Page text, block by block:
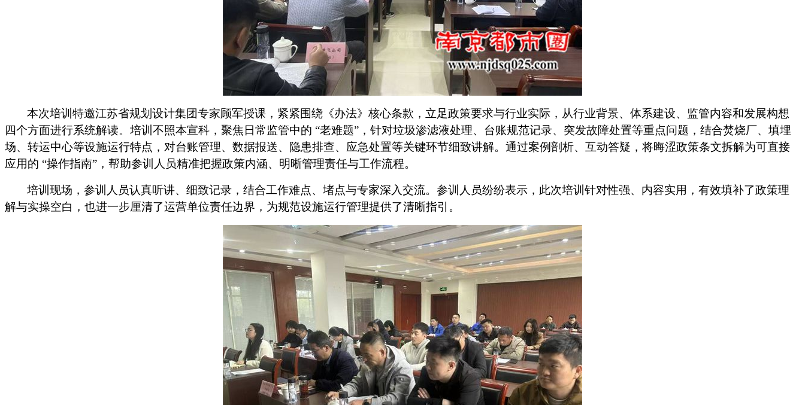
本次培训特邀江苏省规划设计集团专家顾军授课，紧紧围绕《办法》核心条款，立足政策要求与行业实际，从行业背景、体系建设、监管内容和发展构想
四个方面进行系统解读。培训不照本宣科，聚焦日常监管中的 “老难题”，针对垃圾渗滤液处理、台账规范记录、突发故障处置等重点问题，结合焚烧厂、填埋
场、转运中心等设施运行特点，对台账管理、数据报送、隐患排查、应急处置等关键环节细致讲解。通过案例剖析、互动答疑，将晦涩政策条文拆解为可直接
应用的 “操作指南”，帮助参训人员精准把握政策内涵、明晰管理责任与工作流程。
培训现场，参训人员认真听讲、细致记录，结合工作难点、堵点与专家深入交流。参训人员纷纷表示，此次培训针对性强、内容实用，有效填补了政策理
解与实操空白，也进一步厘清了运营单位责任边界，为规范设施运行管理提供了清晰指引。